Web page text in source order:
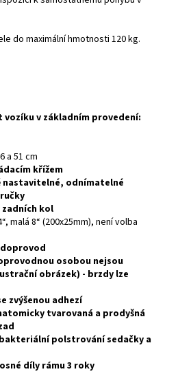
do maximální hmotnosti 120 kg.
vozíku v základním provedení:
a 51 cm
křížem
nastavitelné, odnímatelné
zadních kol
malá 8“ (200x25mm), není volba
osobou nejsou
obrázek) - brzdy lze
zvýšenou adhezí
tvarovaná a prodyšná
polstrování sedačky a
díly rámu 3 roky